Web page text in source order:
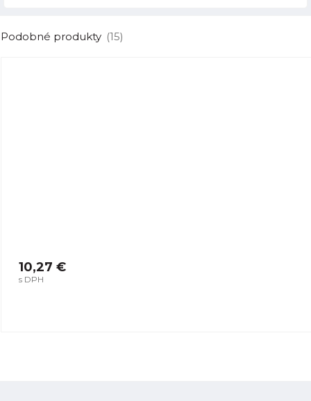
Podobné produkty (15)
10,27 €
s DPH